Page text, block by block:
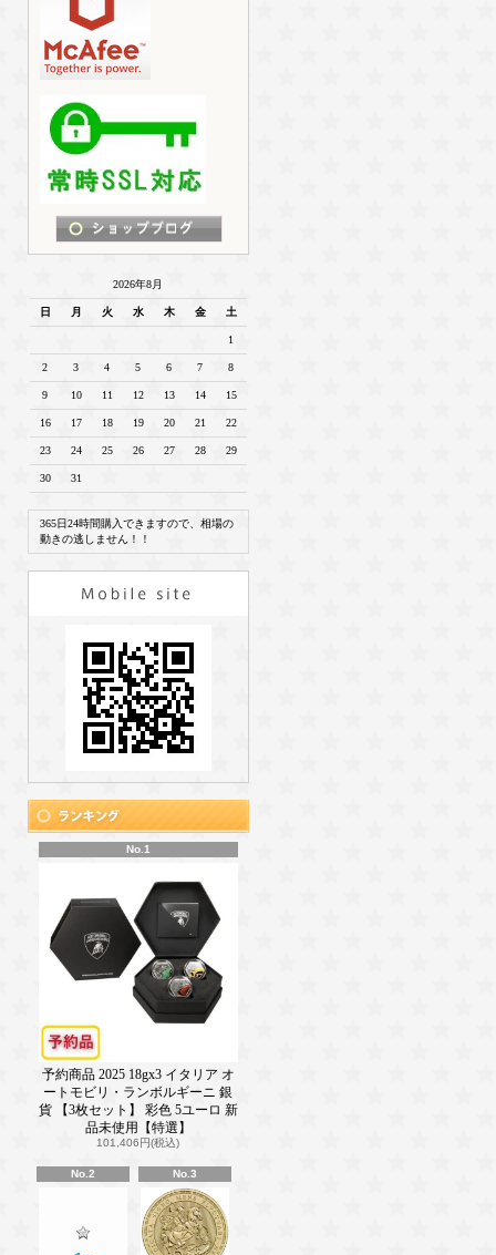
2026年8月
日 月 火 水 木 金 土
1
2 3 4 5 6 7 8
9 10 11 12 13 14 15
16 17 18 19 20 21 22
23 24 25 26 27 28 29
30 31
365日24時間購入できますので、相場の
動きの逃しません！！
No.1
予約商品 2025 18gx3 イタリア オ
ートモビリ・ランボルギーニ 銀
貨 【3枚セット】 彩色 5ユーロ 新
品未使用【特選】
101,406円(税込)
No.2 No.3